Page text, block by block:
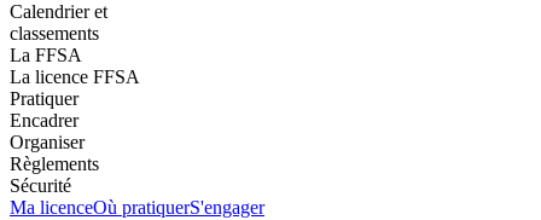
Calendrier et
classements
La FFSA
La licence FFSA
Pratiquer
Encadrer
Organiser
Règlements
Sécurité
Ma licenceOù pratiquerS'engager